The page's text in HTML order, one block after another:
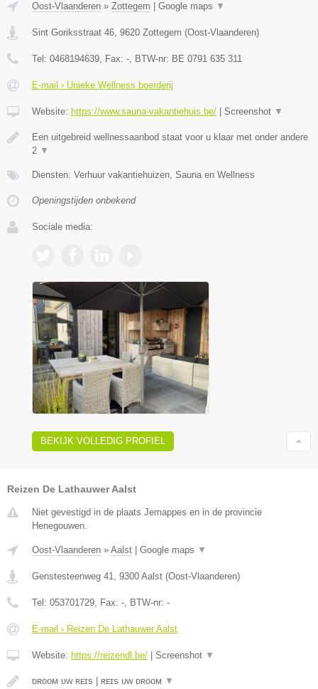
Oost-Vlaanderen » Zottegem | Google maps ▼
Sint Goriksstraat 46 9620 Zottegem (Oost-Vlaanderen)
Tel: 0468194639 , Fax: - , BTW-nr: BE 0791 635 311
E-mail › Unieke Wellness boerderij
Website: https://www.sauna-vakantiehuis.be/ | Screenshot ▼
Een uitgebreid wellnessaanbod staat voor u klaar met onder andere
2 ▼
Diensten: Verhuur vakantiehuizen, Sauna en Wellness
Openingstijden onbekend
Sociale media:
BEKIJK VOLLEDIG PROFIEL
Reizen De Lathauwer Aalst
Niet gevestigd in de plaats Jemappes en in de provincie
Henegouwen.
Oost-Vlaanderen » Aalst Google maps ▼
Genstesteenweg 41, 9300 Aalst (Oost-Vlaanderen)
Tel: 053701729, Fax: -, BTW-nr: -
E-mail › Reizen De Lathauwer Aalst
Website: https://reizendl.be/ Screenshot ▼
ᴅʀᴏᴏᴍ ᴜᴡ ʀᴇɪs | ʀᴇɪs ᴜᴡ ᴅʀᴏᴏᴍ ▼